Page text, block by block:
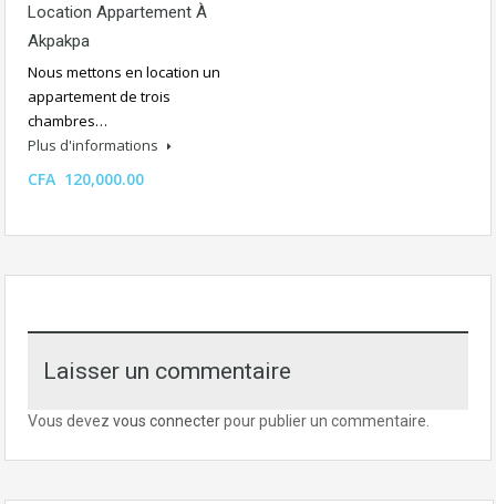
Location Appartement À
Akpakpa
Nous mettons en location un
appartement de trois
chambres…
Plus d'informations
CFA 120,000.00
Laisser un commentaire
Vous devez vous connecterpour publier un commentaire.